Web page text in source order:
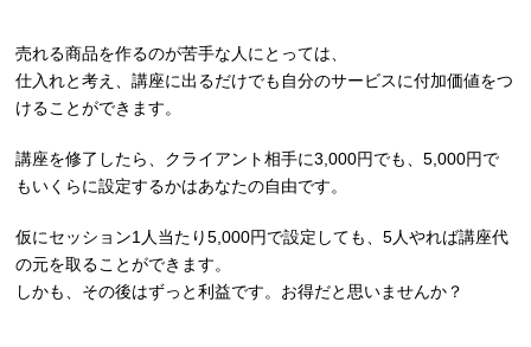
売れる商品を作るのが苦手な人にとっては、
仕入れと考え、講座に出るだけでも自分のサービスに付加価値をつ
けることができます。
講座を修了したら、クライアント相手に3,000円でも、5,000円で
もいくらに設定するかはあなたの自由です。
仮にセッション1人当たり5,000円で設定しても、5人やれば講座代
の元を取ることができます。
しかも、その後はずっと利益です。お得だと思いませんか？